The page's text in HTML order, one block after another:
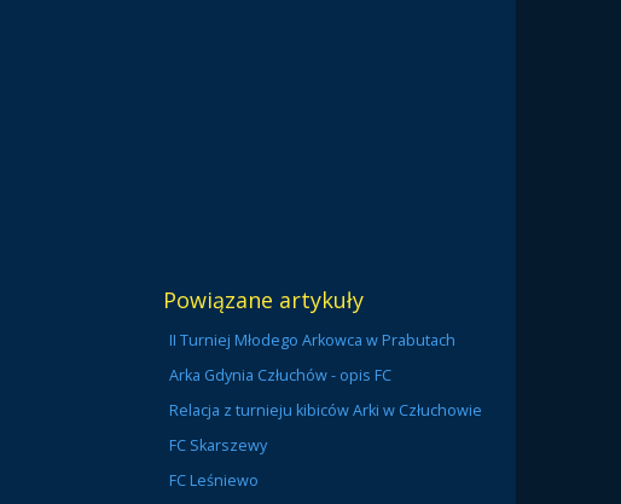
Powiązane artykuły
II Turniej Młodego Arkowca w Prabutach
Arka Gdynia Człuchów - opis FC
Relacja z turnieju kibiców Arki w Człuchowie
FC Skarszewy
FC Leśniewo